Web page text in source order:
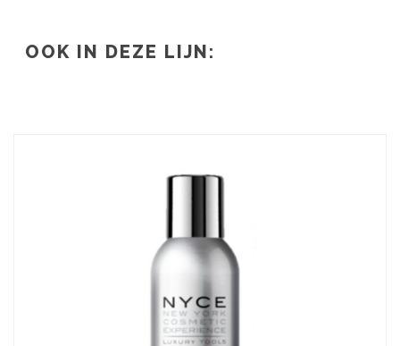
OOK IN DEZE LIJN: